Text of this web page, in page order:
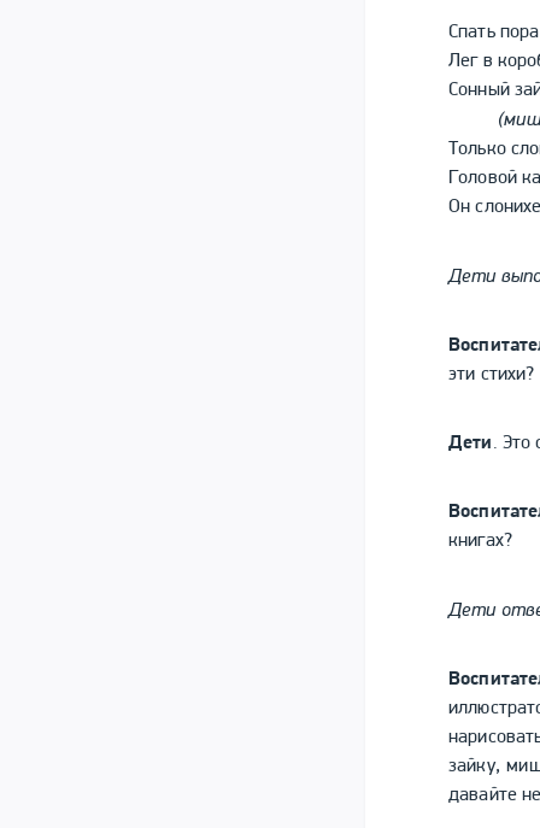
Спать
Лег в
Сонный
Только
Головой
Он
Дети
эти стихи?
Дети. Это
книгах?
Дети
зайку,
давайте